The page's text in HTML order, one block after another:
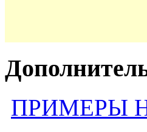
ПРИМЕРЫ